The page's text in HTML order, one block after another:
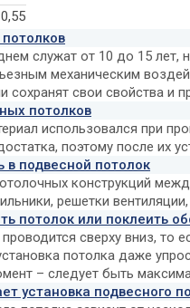
0,55
служат от 10 до 15 лет,
механическим
сохранят свои свойства
потолков
использовался при
поэтому после их
подвесной потолок
конструкций
решетки
потолок или поклеить
сверху вниз, то
потолка даже
– следует быть
установка подвесного